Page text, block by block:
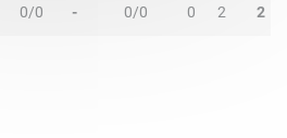
0/0 - 0/0 0 2 2